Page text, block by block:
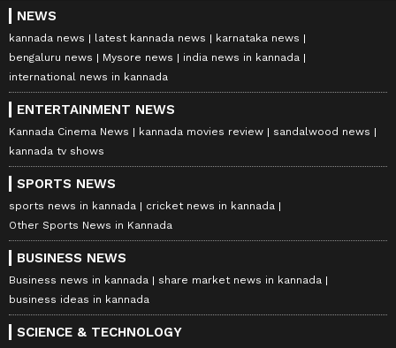
NEWS
kannada news latest kannada news
karnataka news
bengaluru news
Mysore news
india news in kannada
international news in kannada
ENTERTAINMENT NEWS
Kannada Cinema News kannada movies review
sandalwood news
kannada tv shows
SPORTS NEWS
sports news in kannada
cricket news in kannada
Other Sports News in Kannada
BUSINESS NEWS
Business news in kannada
share market news in kannada
business ideas in kannada
SCIENCE & TECHNOLOGY